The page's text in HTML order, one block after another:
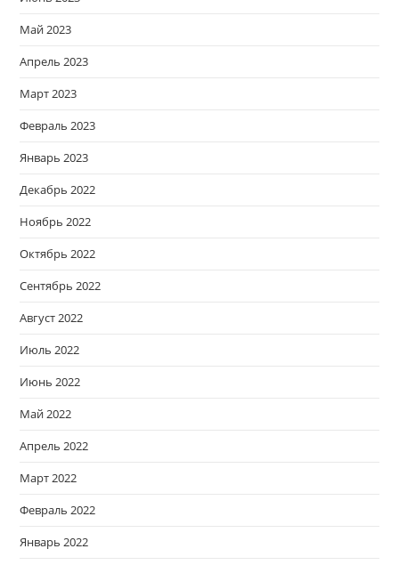
Май 2023
Апрель 2023
Март 2023
Февраль 2023
Январь 2023
Декабрь 2022
Ноябрь 2022
Октябрь 2022
Сентябрь 2022
Август 2022
Июль 2022
Июнь 2022
Май 2022
Апрель 2022
Март 2022
Февраль 2022
Январь 2022